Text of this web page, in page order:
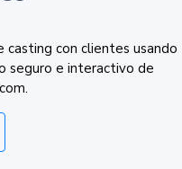
con clientes usando
seguro e interactivo de